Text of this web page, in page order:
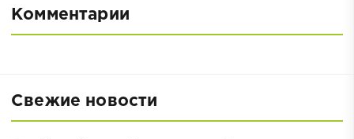
Комментарии
Свежие новости